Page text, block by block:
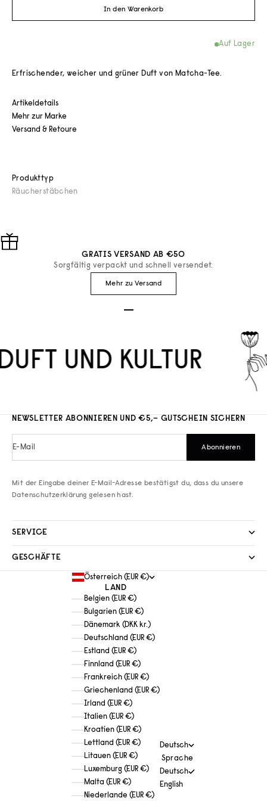
Produkttyp
Räucherstäbchen
In den Warenkorb
Auf Lager
Erfrischender, weicher und grüner Duft von Matcha-Tee.
Artikeldetails
Mehr zur Marke
Versand & Retoure
GRATIS VERSAND AB €50
Sorgfältig verpackt und schnell versendet.
Mehr zu Versand
UND KULTUR
NEWSLETTER ABONNIEREN UND €5,– GUTSCHEIN SICHERN
E-Mail Abonnieren
Mit der Eingabe deiner E-Mail-Adresse bestätigst du, dass du unsere
Datenschutzerklärung gelesen hast.
SERVICE
GESCHÄFTE
Österreich (EUR €)
LAND
Belgien (EUR €)
Bulgarien (EUR €)
Dänemark (DKK kr.)
Deutschland (EUR €)
Estland (EUR €)
Finnland (EUR €)
Frankreich (EUR €)
Griechenland (EUR €)
Irland (EUR €)
Italien (EUR €)
Kroatien (EUR €)
Lettland (EUR €)
Litauen (EUR €)
Luxemburg (EUR €)
Malta (EUR €)
Niederlande (EUR €)
Deutsch
Sprache
Deutsch
English